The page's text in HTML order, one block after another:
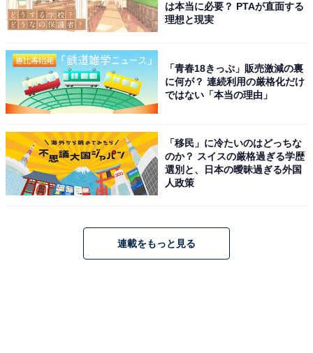
は本当に必要？ PTAが直面する
理想と現実
「青春18きっぷ」販売激減の裏
に何が？ 連続利用の厳格化だけ
ではない「本当の理由」
「移民」に冷たいのはどっちな
のか？ スイスの厳格過ぎる学歴
選別と、日本の曖昧過ぎる外国
人政策
連載をもっと見る